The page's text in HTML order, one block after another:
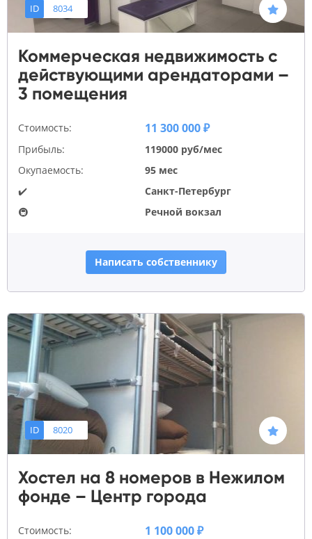
ID 8034
Коммерческая недвижимость с
действующими арендаторами –
3 помещения
Стоимость: 11 300 000 ₽
Прибыль:
119000 руб/мес
Окупаемость:
95 мес
✔️
Санкт-Петербург
🚇
Речной вокзал
Написать собственнику
ID 8020
Хостел на 8 номеров в Нежилом
фонде – Центр города
Стоимость: 1 100 000 ₽